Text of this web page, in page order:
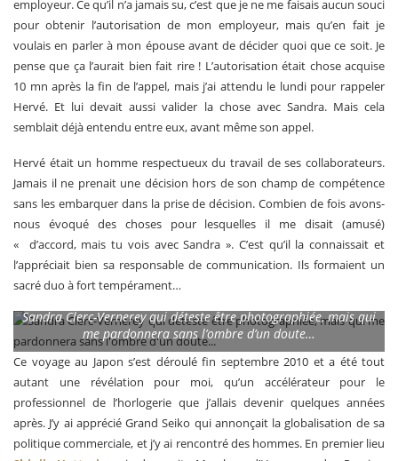
employeur. Ce qu’il n’a jamais su, c’est que je ne me faisais aucun souci
pour obtenir l’autorisation de mon employeur, mais qu’en fait je
voulais en parler à mon épouse avant de décider quoi que ce soit. Je
pense que ça l’aurait bien fait rire ! L’autorisation était chose acquise
10 mn après la fin de l’appel, mais j’ai attendu le lundi pour rappeler
Hervé. Et lui devait aussi valider la chose avec Sandra. Mais cela
semblait déjà entendu entre eux, avant même son appel.
Hervé était un homme respectueux du travail de ses collaborateurs.
Jamais il ne prenait une décision hors de son champ de compétence
sans les embarquer dans la prise de décision. Combien de fois avons-
nous évoqué des choses pour lesquelles il me disait (amusé)
« d’accord, mais tu vois avec Sandra ». C’est qu’il la connaissait et
l’appréciait bien sa responsable de communication. Ils formaient un
sacré duo à fort tempérament…
Sandra Clerc-Vernerey qui déteste être photographiée, mais qui
me pardonnera sans l’ombre d’un doute…
Ce voyage au Japon s’est déroulé fin septembre 2010 et a été tout
autant une révélation pour moi, qu’un accélérateur pour le
professionnel de l’horlogerie que j’allais devenir quelques années
après. J’y ai apprécié Grand Seiko qui annonçait la globalisation de sa
politique commerciale, et j’y ai rencontré des hommes. En premier lieu